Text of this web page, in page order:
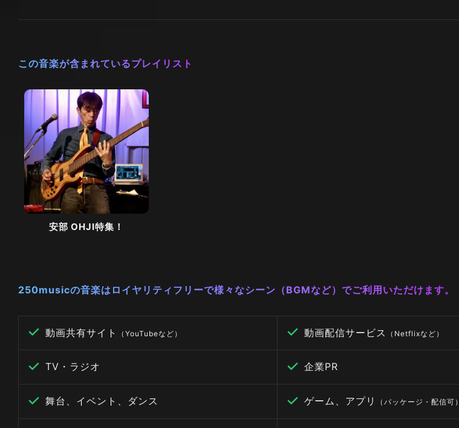
この音楽が含まれているプレイリスト
安部 OHJI特集！
250musicの音楽はロイヤリティフリーで様々なシーン（BGMなど）でご利用いただけます。
動画共有サイト （YouTubeなど） 動画配信サービス （Netflixなど）
TV・ラジオ 企業PR
舞台、イベント、ダンス ゲーム、アプリ （パッケージ・配信可）